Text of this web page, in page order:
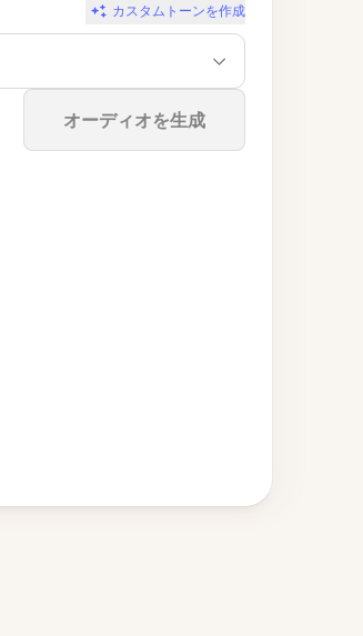
カスタムトーンを作成
オーディオを生成
停止